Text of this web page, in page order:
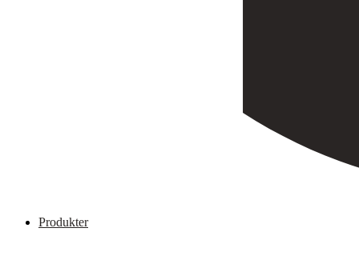
Produkter